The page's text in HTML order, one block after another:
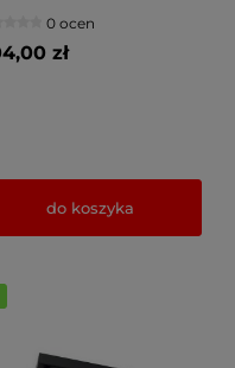
0 ocen
zł
do koszyka